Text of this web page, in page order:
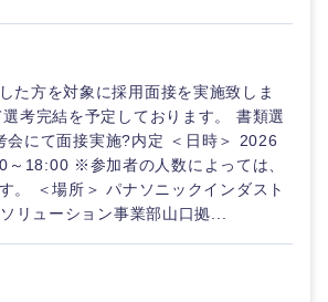
た方を対象に採用面接を実施致しま
考完結を予定しております。 書類選
会にて面接実施?内定 ＜日時＞ 2026
18:00 ※参加者の人数によっては、
。 ＜場所＞ パナソニックインダスト
リューション事業部山口拠...